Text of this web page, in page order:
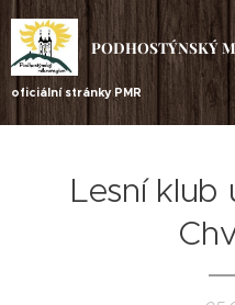
PODHOSTÝNSKÝ
oficiální stránky PMR
Lesní klub